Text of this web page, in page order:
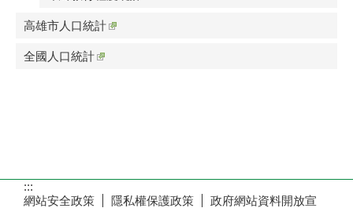
高雄市人口統計
全國人口統計
:::
網站安全政策
隱私權保護政策
政府網站資料開放宣